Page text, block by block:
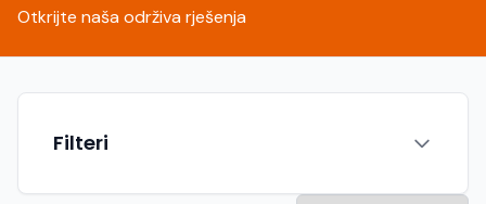
Otkrijte naša održiva rješenja
Filteri